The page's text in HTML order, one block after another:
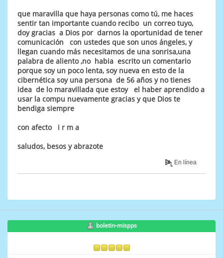
que maravilla que haya personas como tú, me haces
sentir tan importante cuando recibo un correo tuyo,
doy gracias a Dios por darnos la oportunidad de tener
comunicación con ustedes que son unos ángeles, y
llegan cuando más necesitamos de una sonrisa,una
palabra de aliento ,no habia escrito un comentario
porque soy un poco lenta, soy nueva en esto de la
cibernética soy una persona de 56 años y no tienes
idea de lo maravillada que estoy el haber aprendido a
usar la compu nuevamente gracias y que Dios te
bendiga siempre
con afecto i r m a
saludos, besos y abrazote
En línea
boletin-mispps